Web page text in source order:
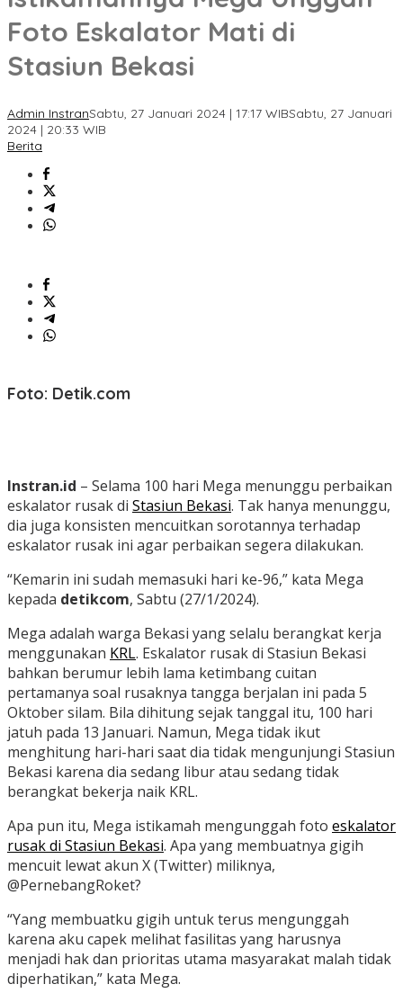
Foto Eskalator Mati di
Stasiun Bekasi
Admin InstranSabtu, 27 Januari 2024 | 17:17 WIBSabtu, 27 Januari
2024 | 20:33 WIB
Berita
Foto: Detik.com
Instran.id – Selama 100 hari Mega menunggu perbaikan
eskalator rusak di Stasiun Bekasi. Tak hanya menunggu,
dia juga konsisten mencuitkan sorotannya terhadap
eskalator rusak ini agar perbaikan segera dilakukan.
“Kemarin ini sudah memasuki hari ke-96,” kata Mega
kepada detikcom, Sabtu (27/1/2024).
Mega adalah warga Bekasi yang selalu berangkat kerja
menggunakan KRL. Eskalator rusak di Stasiun Bekasi
bahkan berumur lebih lama ketimbang cuitan
pertamanya soal rusaknya tangga berjalan ini pada 5
Oktober silam. Bila dihitung sejak tanggal itu, 100 hari
jatuh pada 13 Januari. Namun, Mega tidak ikut
menghitung hari-hari saat dia tidak mengunjungi Stasiun
Bekasi karena dia sedang libur atau sedang tidak
berangkat bekerja naik KRL.
Apa pun itu, Mega istikamah mengunggah foto eskalator
rusak di Stasiun Bekasi. Apa yang membuatnya gigih
mencuit lewat akun X (Twitter) miliknya,
@PernebangRoket?
“Yang membuatku gigih untuk terus mengunggah
karena aku capek melihat fasilitas yang harusnya
menjadi hak dan prioritas utama masyarakat malah tidak
diperhatikan,” kata Mega.